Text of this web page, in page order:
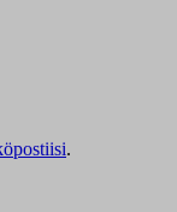
.